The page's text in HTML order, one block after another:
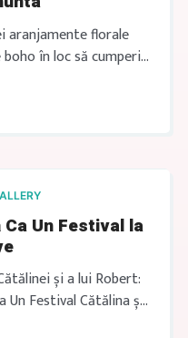
de ofertele speciale
300 […]
aranjamente florale
în loc să cumperi
Dacă vrei ca nunta
frumoasă, ci și
ca sa
florale
noastră este
creeze decoruri […]
Ca Un Festival la
și a lui Robert:
Un Festival Cătălina și
genul de cuplu care